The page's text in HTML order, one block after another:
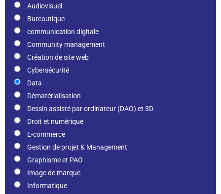
Audiovisuel
Bureautique
communication digitale
Community management
Création de site web
Cybersécurité
Data
Dématérialisation
Dessin assisté par ordinateur (DAO) et 3D
Droit et numérique
E-commerce
Gestion de projet & Management
Graphisme et PAO
Image de marque
Informatique